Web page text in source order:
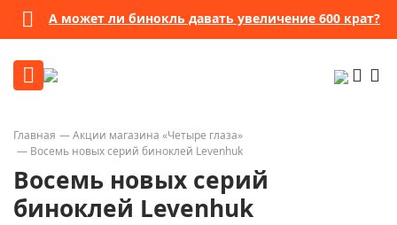
А может ли бинокль давать увеличение 600 крат?
Главная
Акции магазина «Четыре глаза»
Восемь новых серий биноклей Levenhuk
Восемь новых серий
биноклей Levenhuk